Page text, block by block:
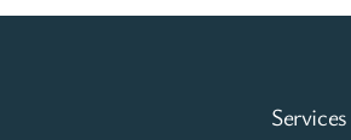
Services